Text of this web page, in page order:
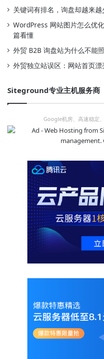
关键词有排名，询盘却越来
WordPress 网站图片怎么优
篇看懂
外贸 B2B 询盘站为什么不能
外贸独立站误区：网站首页
Siteground专业主机服务商
Google机房、高速稳定